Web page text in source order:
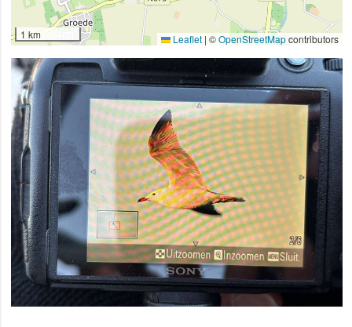
1 km Leaflet | ©OpenStreetMapcontributors